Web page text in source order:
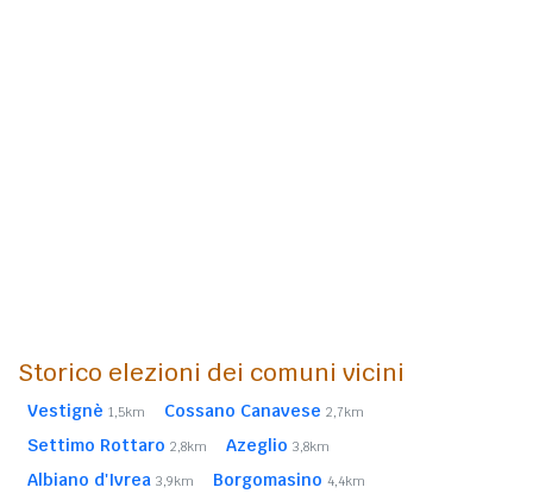
Storico elezioni dei comuni vicini
Vestignè 1,5km Cossano Canavese 2,7km
Settimo Rottaro 2,8km Azeglio 3,8km
Albiano d'Ivrea 3,9km Borgomasino 4,4km